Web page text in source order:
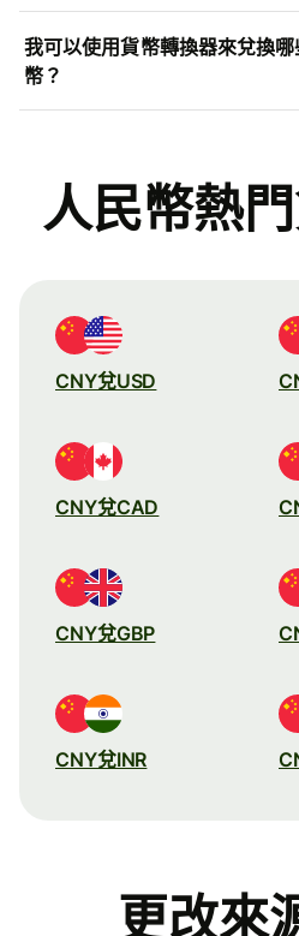
我可以使用貨幣轉換器來兌換哪
幣？
人民幣熱
CNY兌USD
CNY兌CAD
CNY兌GBP
CNY兌INR
更改來